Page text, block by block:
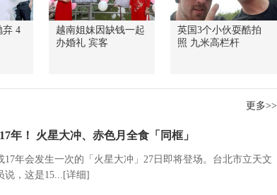
弃 4
越南姐妹因缺钱一起
办婚礼 宾客
英国3个小伙耍酷拍
照 九米高栏杆
更多>>
年！ 火星大冲、赤色月全食「同框」
17年会发生一次的「火星大冲」27日即将登场。台北市立天文
说，这是15...[详细]